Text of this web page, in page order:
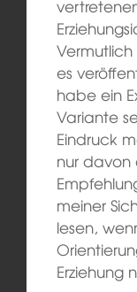
es
habe ein
Variante
Eindruck
nur
meiner
lesen,
Erziehung